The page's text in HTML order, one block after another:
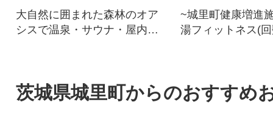
大自然に囲まれた森林のオア
シスで温泉・サウナ・屋内プ
~城里町健康増進
湯フィットネス(
茨城県城里町からのおすすめ